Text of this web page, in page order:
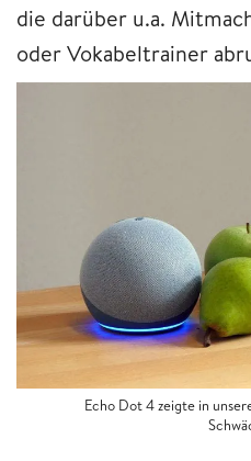
die darüber u.a.
oder Vokabeltrainer
Echo Dot 4 zeigte in